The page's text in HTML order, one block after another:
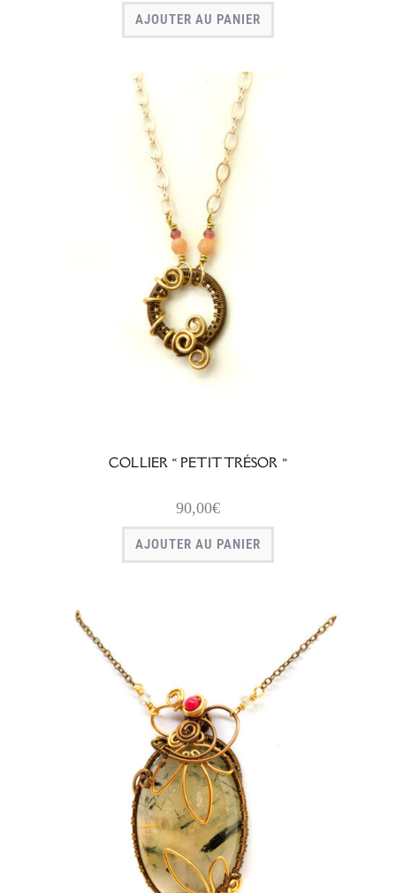
AJOUTER AU PANIER
COLLIER « PETIT TRÉSOR »
90,00€
AJOUTER AU PANIER